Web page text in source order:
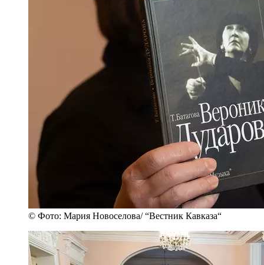
© Фото: Мария Новоселова/ “Вестник Кавказа“